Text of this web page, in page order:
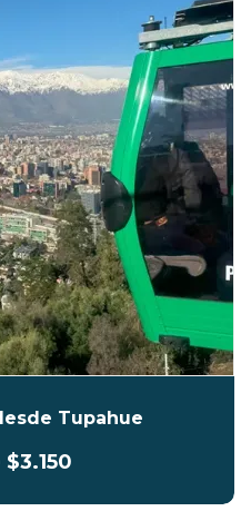
Tupahue